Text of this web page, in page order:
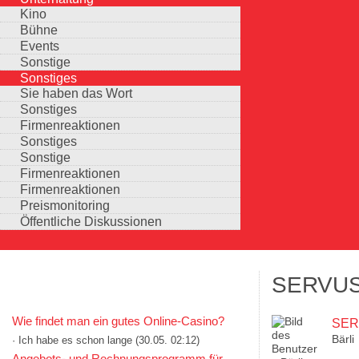
Kino
Bühne
Events
Sonstige
Sonstiges
Sie haben das Wort
Sonstiges
Firmenreaktionen
Sonstiges
Sonstige
Firmenreaktionen
Firmenreaktionen
Preismonitoring
Öffentliche Diskussionen
Wie findet man ein gutes Online-Casino?
· Ich habe es schon lange (30.05. 02:12) Bärli
Auswahlmöglichkeiten